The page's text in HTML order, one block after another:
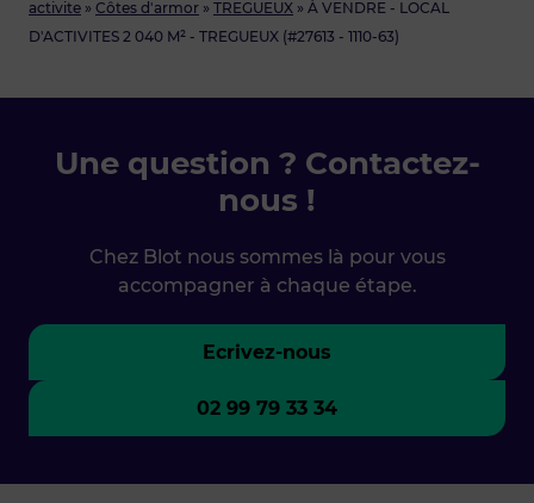
activite » Côtes d'armor » TREGUEUX » À VENDRE - LOCAL
D'ACTIVITES 2 040 M² - TREGUEUX (#27613 - 1110-63)
Une question ? Contactez-
nous !
Chez Blot nous sommes là pour vous
accompagner à chaque étape.
Ecrivez-nous
02 99 79 33 34